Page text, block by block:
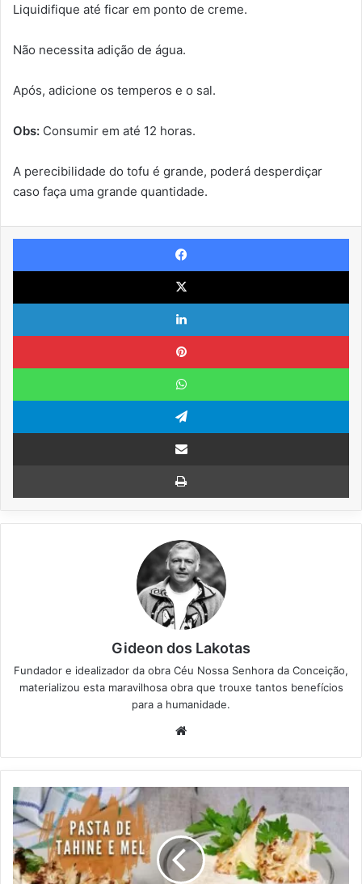
Liquidifique até ficar em ponto de creme.
Não necessita adição de água.
Após, adicione os temperos e o sal.
Obs: Consumir em até 12 horas.
A perecibilidade do tofu é grande, poderá desperdiçar
caso faça uma grande quantidade.
Gideon dos Lakotas
Fundador e idealizador da obra Céu Nossa Senhora da Conceição,
materializou esta maravilhosa obra que trouxe tantos benefícios
para a humanidade.
te
P
a
s
t
a
d